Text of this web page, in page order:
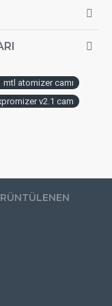
atomizer camı
v2.1 cam